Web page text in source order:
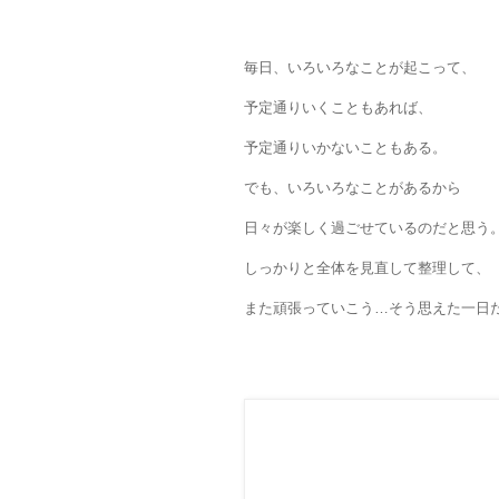
毎日、いろいろなことが起こって、
予定通りいくこともあれば、
予定通りいかないこともある。
でも、いろいろなことがあるから
日々が楽しく過ごせているのだと思う。
しっかりと全体を見直して整理して、
また頑張っていこう…そう思えた一日